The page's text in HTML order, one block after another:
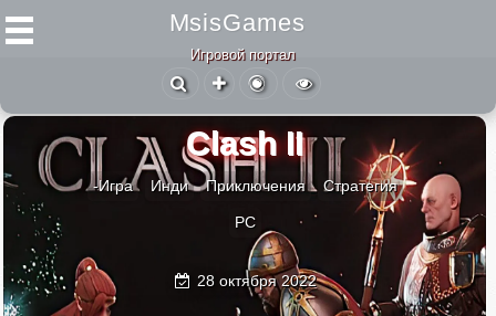
MsisGames
Игровой портал
Clash II
-Игра Инди Приключения Стратегия
PC
28 октября 2022